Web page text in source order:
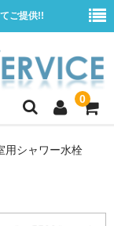
ご提供!!
0
用シャワー水栓